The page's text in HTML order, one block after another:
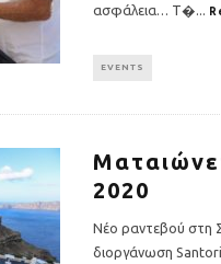
ασφάλεια… Τ�...
EVENTS
2020
Νέο ραντεβού στη
διοργάνωση